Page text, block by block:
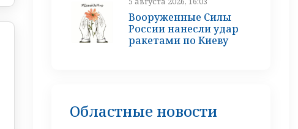
Вооруженные Силы
России нанесли удар
ракетами по Киеву
Областные новости